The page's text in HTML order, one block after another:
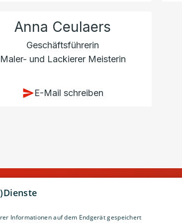
Anna Ceulaers
Geschäftsführerin
Maler- und Lackierer Meisterin
E-Mail schreiben
Informationen auf dem Endgerät gespeichert